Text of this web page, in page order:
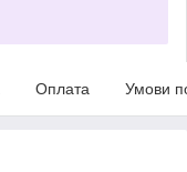
Оплата Умови